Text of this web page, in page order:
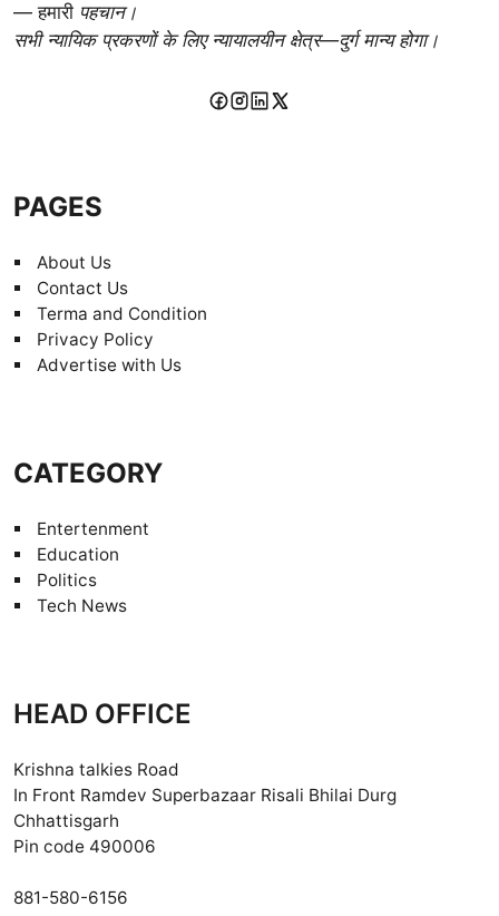
— हमारी पहचान।
सभी न्यायिक प्रकरणों के लिए न्यायालयीन क्षेत्र—दुर्ग मान्य होगा।
PAGES
About Us
Contact Us
Terma and Condition
Privacy Policy
Advertise with Us
CATEGORY
Entertenment
Education
Politics
Tech News
HEAD OFFICE
Krishna talkies Road
In Front Ramdev Superbazaar Risali Bhilai Durg
Chhattisgarh
Pin code 490006
881-580-6156